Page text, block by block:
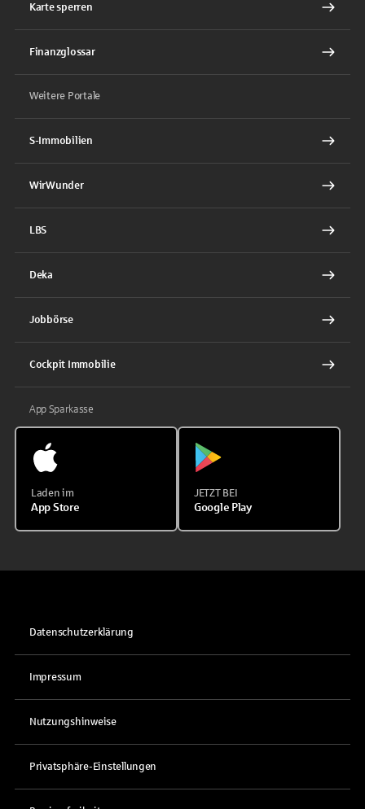
Karte sperren
Finanzglossar
Weitere Portale
S-Immobilien
WirWunder
LBS
Deka
Jobbörse
Cockpit Immobilie
App Sparkasse
Laden im
App Store
JETZT BEI
Google Play
Datenschutzerklärung
Impressum
Nutzungshinweise
Privatsphäre-Einstellungen